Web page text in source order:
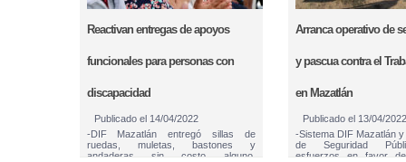
Reactivan entregas de apoyos
funcionales para personas con
discapacidad
Publicado el 14/04/2022
-DIF Mazatlán entregó sillas de
ruedas, muletas, bastones y
andaderas sin costo alguno.
Arranca operativo de
y pascua contra el
en Mazatlán
Publicado el 13/04/2022
-Sistema DIF Mazatlán
de Seguridad
esfuerzos en favor